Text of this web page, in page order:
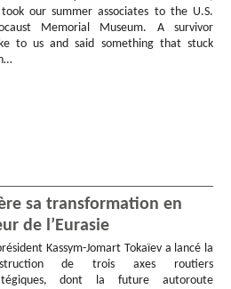
our summer associates to the U.S.
Memorial Museum. A survivor
to us and said something that stuck
sa transformation en
de l’Eurasie
Kassym-Jomart Tokaïev a lancé la
de trois axes routiers
dont la future autoroute